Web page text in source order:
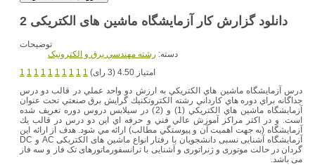
دانلود گزارش کار آزمایشگاه ماشین های الکتریکی 2
توضیحات
دسته: رشته مهندسي برق و الکترونيک
1 1 1 1 1 1 1 1 1 1
امتیاز 4.50 (3 رای)
درس آزمايشگاه ماشين هاي الكتريكي به ارزش دو واحد عملي در قالب دو درس
جداگانه براي دوره هاي كارداني رشته الكتروتكنيك گرايش برق صنعتي تحت عنوان
آزمايشگاه ماشين هاي الكتريكي (1) و (2) در سيلابس دروس دوره تعريف شده
است. و در اكثر مراكز آموزش عالي فني و حرفه اي اين دو درس در قالب يك
آزمايشگاه (به جهت اهميت آن و پيوستگي مطالب) ارائه مي شود. هدف از ارائه این
آزمایشگاه آشنایی نسبی دانشجویان با رفتار انواع ماشین های الکتریکی AC و DC
گردان در حالت موتوری و ژنراتوری و آشنایی با ترانسفورماتورهای تک فاز و سه فاز
می باشد.